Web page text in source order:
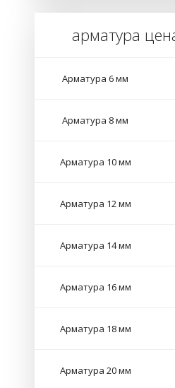
арматура
Арматура 6 мм
Арматура 8 мм
Арматура 10 мм
Арматура 12 мм
Арматура 14 мм
Арматура 16 мм
Арматура 18 мм
Арматура 20 мм